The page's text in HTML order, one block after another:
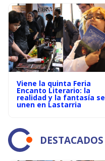
Viene la quinta Feria
Encanto Literario: la
realidad y la fantasía se
unen en Lastarria
DESTACADOS